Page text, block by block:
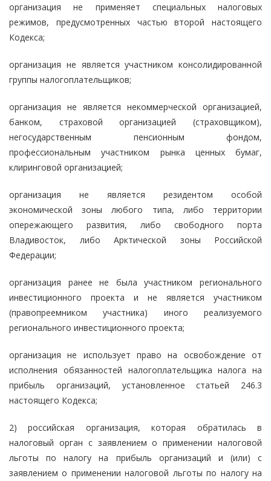
организация не применяет специальных налоговых
режимов, предусмотренных частью второй настоящего
Кодекса;
организация не является участником консолидированной
группы налогоплательщиков;
организация не является некоммерческой организацией,
банком, страховой организацией (страховщиком),
негосударственным пенсионным фондом,
профессиональным участником рынка ценных бумаг,
клиринговой организацией;
организация не является резидентом особой
экономической зоны любого типа, либо территории
опережающего развития, либо свободного порта
Владивосток, либо Арктической зоны Российской
Федерации;
организация ранее не была участником регионального
инвестиционного проекта и не является участником
(правопреемником участника) иного реализуемого
регионального инвестиционного проекта;
организация не использует право на освобождение от
исполнения обязанностей налогоплательщика налога на
прибыль организаций, установленное статьей 246.3
настоящего Кодекса;
2) российская организация, которая обратилась в
налоговый орган с заявлением о применении налоговой
льготы по налогу на прибыль организаций и (или) с
заявлением о применении налоговой льготы по налогу на